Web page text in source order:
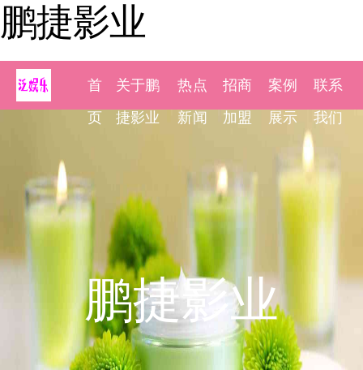
鹏捷影业
首
页
关于鹏
捷影业
热点
新闻
招商
加盟
案例
展示
联系
我们
鹏捷影业